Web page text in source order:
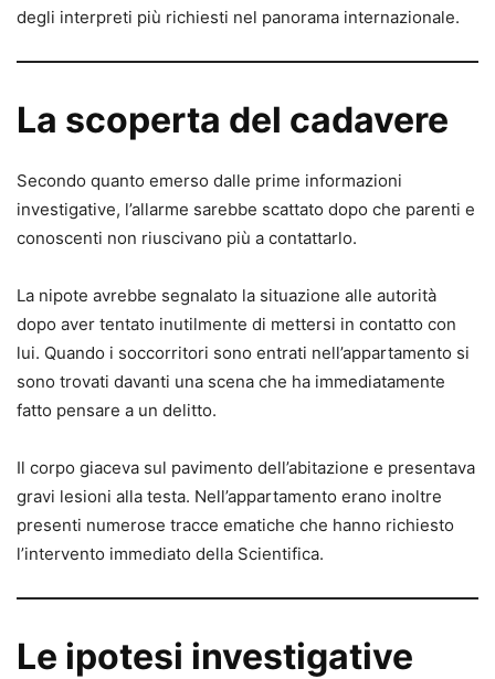
degli interpreti più richiesti nel panorama internazionale.
La scoperta del cadavere
Secondo quanto emerso dalle prime informazioni
investigative, l’allarme sarebbe scattato dopo che parenti e
conoscenti non riuscivano più a contattarlo.
La nipote avrebbe segnalato la situazione alle autorità
dopo aver tentato inutilmente di mettersi in contatto con
lui. Quando i soccorritori sono entrati nell’appartamento si
sono trovati davanti una scena che ha immediatamente
fatto pensare a un delitto.
Il corpo giaceva sul pavimento dell’abitazione e presentava
gravi lesioni alla testa. Nell’appartamento erano inoltre
presenti numerose tracce ematiche che hanno richiesto
l’intervento immediato della Scientifica.
Le ipotesi investigative